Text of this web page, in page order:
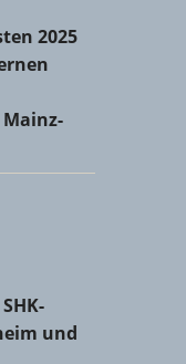
2025 und
2025
gewählt
Innungen Bingen-
und